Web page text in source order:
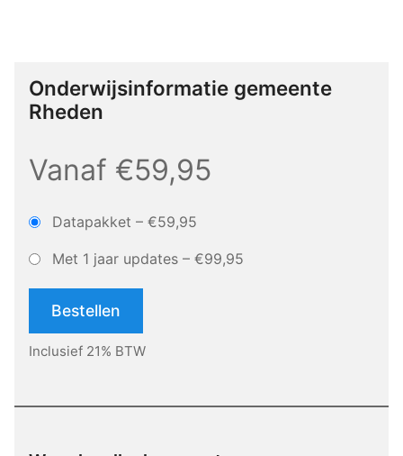
Onderwijsinformatie gemeente
Rheden
Vanaf €59,95
Datapakket – €59,95
Met 1 jaar updates – €99,95
Bestellen
Inclusief 21% BTW